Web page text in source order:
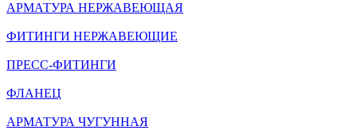
АРМАТУРА НЕРЖАВЕЮЩАЯ
ФИТИНГИ НЕРЖАВЕЮЩИЕ
ПРЕСС-ФИТИНГИ
ФЛАНЕЦ
АРМАТУРА ЧУГУННАЯ